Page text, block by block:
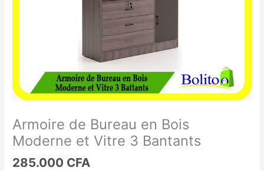
Armoire de Bureau en Bois
Moderne et Vitre 3 Bantants
285.000 CFA